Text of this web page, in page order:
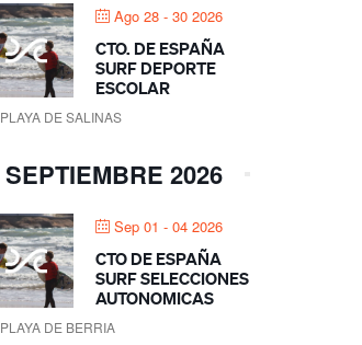
Ago 28 - 30 2026
CTO. DE ESPAÑA
SURF DEPORTE
ESCOLAR
PLAYA DE SALINAS
SEPTIEMBRE 2026
Sep 01 - 04 2026
CTO DE ESPAÑA
SURF SELECCIONES
AUTONOMICAS
PLAYA DE BERRIA